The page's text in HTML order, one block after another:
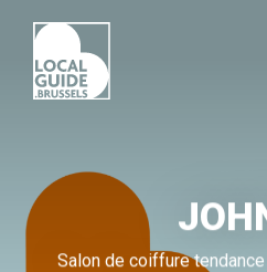
Salon de coiffure